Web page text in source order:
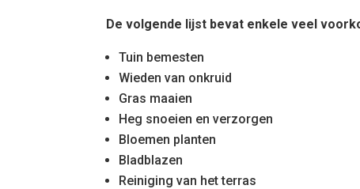
De volgende lijst bevat enkele veel
Tuin bemesten
Wieden van onkruid
Gras maaien
Heg snoeien en verzorgen
Bloemen planten
Bladblazen
Reiniging van het terras